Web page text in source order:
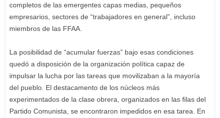
completos de las emergentes capas medias, pequeños
empresarios, sectores de “trabajadores en general”, incluso
miembros de las FFAA.
La posibilidad de “acumular fuerzas” bajo esas condiciones
quedó a disposición de la organización política capaz de
impulsar la lucha por las tareas que movilizaban a la mayoría
del pueblo. El destacamento de los núcleos más
experimentados de la clase obrera, organizados en las filas del
Partido Comunista, se encontraron impedidos en esa tarea. En